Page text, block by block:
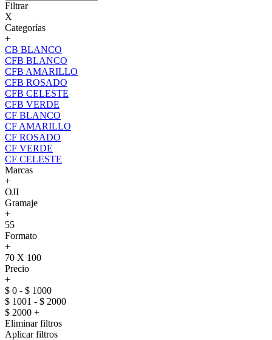
Filtrar
X
Categorías
+
CB BLANCO
CFB BLANCO
CFB AMARILLO
CFB ROSADO
CFB CELESTE
CFB VERDE
CF BLANCO
CF AMARILLO
CF ROSADO
CF VERDE
CF CELESTE
Marcas
+
OJI
Gramaje
+
55
Formato
+
70 X 100
Precio
+
$ 0 - $ 1000
$ 1001 - $ 2000
$ 2000 +
Eliminar filtros
Aplicar filtros